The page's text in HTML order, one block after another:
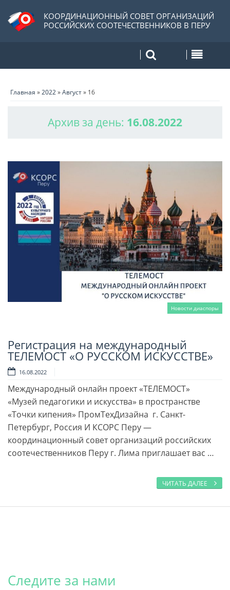
КООРДИНАЦИОННЫЙ СОВЕТ ОРГАНИЗАЦИЙ
РОССИЙСКИХ СООТЕЧЕСТВЕННИКОВ В ПЕРУ
Главная »2022»Август» 16
Архив за день: 16.08.2022
Новости диаспоры
Читать далее
Регистрация на международный
ТЕЛЕМОСТ «О РУССКОМ ИСКУССТВЕ»
16.08.2022
Международный онлайн проект «ТЕЛЕМОСТ»
«Музей педагогики и искусства» в пространстве
«Точки кипения» ПромТехДизайна г. Санкт-
Петербург, Россия И КСОРС Перу —
координационный совет организаций российских
соотечественников Перу г. Лима приглашает вас …
ЧИТАТЬ ДАЛЕЕ
Следите за нами